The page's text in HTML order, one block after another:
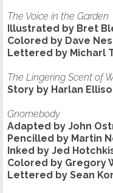
The Voice in the Garden
Illustrated by Bret
Colored by Dave
Lettered by Micharl
The Lingering Scent of
Story by Harlan
Gnomebody
Adapted by John
Pencilled by Martin
Inked by Jed
Colored by Gregory
Lettered by Sean